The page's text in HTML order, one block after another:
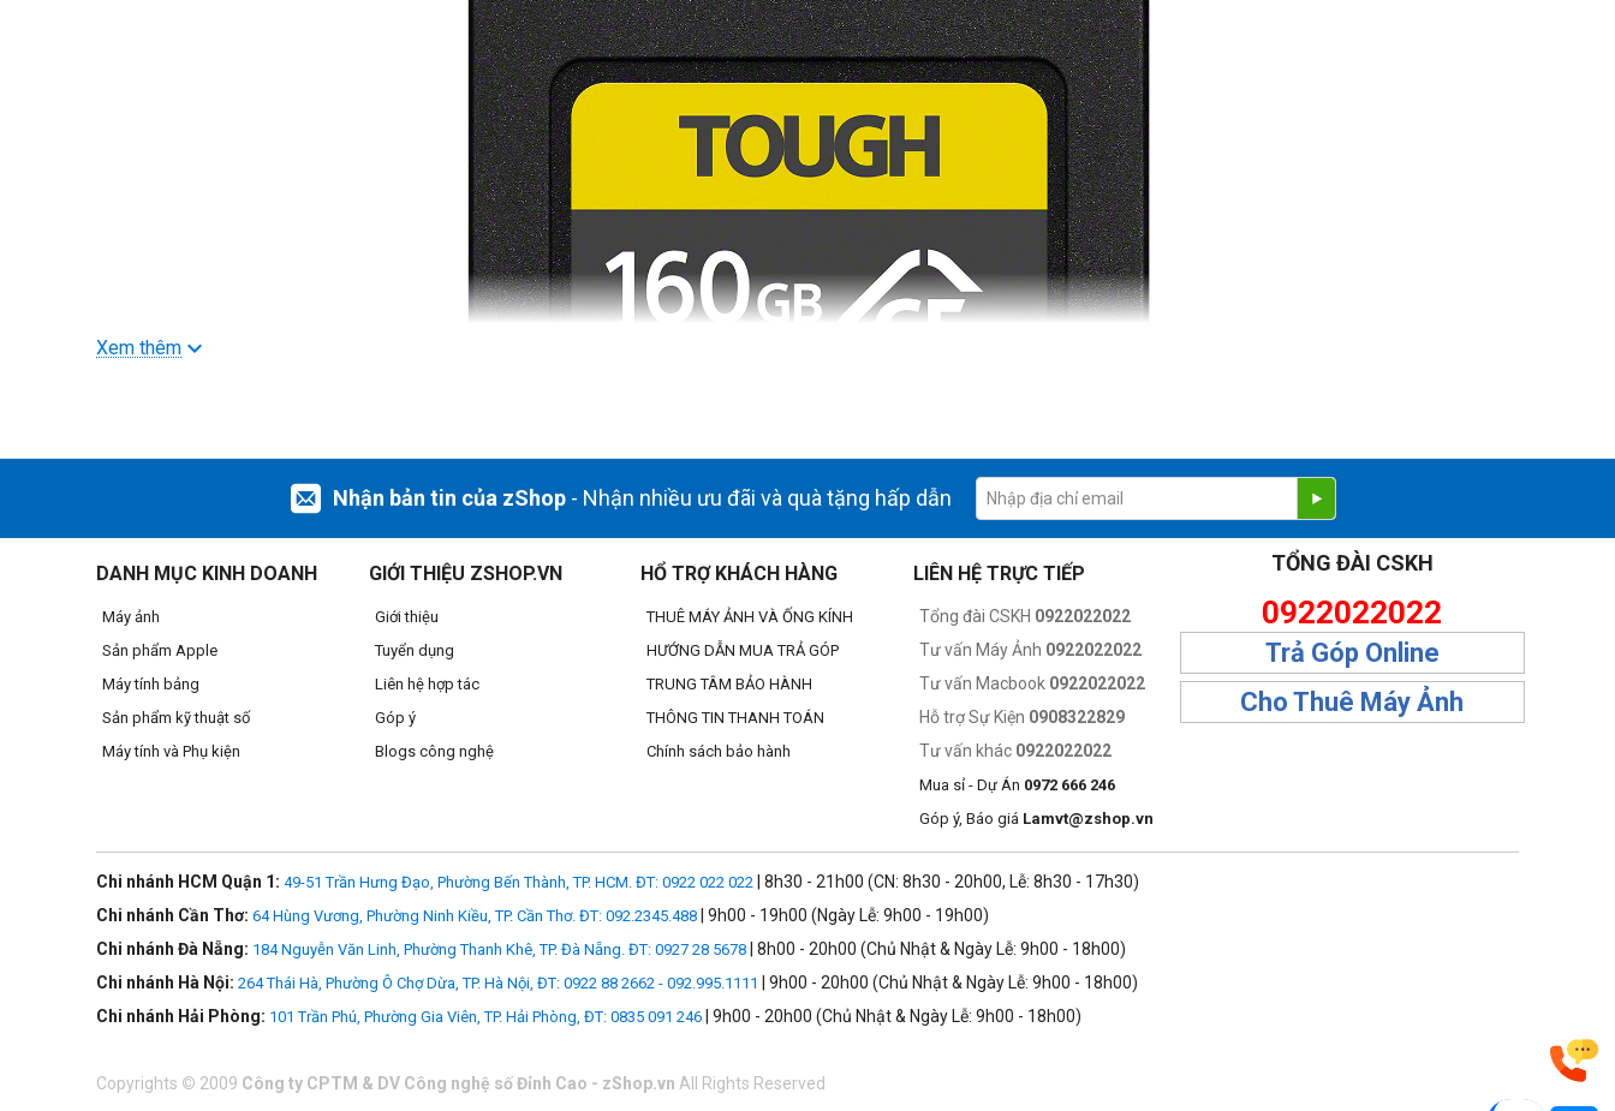
>>> Xem thêmThẻ nhớ khác
Xem thêm
Nhận bản tin của zShop - Nhận nhiều ưu đãi và quà tặng hấp dẫn
DANH MỤC KINH DOANH
Máy ảnh
Sản phẩm Apple
Máy tính bảng
Sản phẩm kỹ thuật số
Máy tính và Phụ kiện
GIỚI THIỆU ZSHOP.VN
Giới thiệu
Tuyển dụng
Liên hệ hợp tác
Góp ý
Blogs công nghệ
HỔ TRỢ KHÁCH HÀNG
THUÊ MÁY ẢNH VÀ ỐNG KÍNH
HƯỚNG DẪN MUA TRẢ GÓP
TRUNG TÂM BẢO HÀNH
THÔNG TIN THANH TOÁN
Chính sách bảo hành
LIÊN HỆ TRỰC TIẾP
Tổng đài CSKH 0922022022
Tư vấn Máy Ảnh 0922022022
Tư vấn Macbook 0922022022
Hỗ trợ Sự Kiện 0908322829
Tư vấn khác 0922022022
Mua sỉ - Dự Án 0972 666 246
Góp ý, Báo giá Lamvt@zshop.vn
TỔNG ĐÀI CSKH
0922022022
Trả Góp Online
Cho Thuê Máy Ảnh
Chi nhánh HCM Quận 1: 49-51 Trần Hưng Đạo, Phường Bến Thành, TP. HCM. ĐT: 0922 022 022 | 8h30 - 21h00 (CN: 8h30 - 20h00, Lễ: 8h30 - 17h30)
Chi nhánh Cần Thơ: 64 Hùng Vương, Phường Ninh Kiều, TP. Cần Thơ. ĐT: 092.2345.488 | 9h00 - 19h00 (Ngày Lễ: 9h00 - 19h00)
Chi nhánh Đà Nẵng: 184 Nguyễn Văn Linh, Phường Thanh Khê, TP. Đà Nẵng. ĐT: 0927 28 5678 | 8h00 - 20h00 (Chủ Nhật & Ngày Lễ: 9h00 - 18h00)
Chi nhánh Hà Nội: 264 Thái Hà, Phường Ô Chợ Dừa, TP. Hà Nội, ĐT: 0922 88 2662 - 092.995.1111
| 9h00 - 20h00 (Chủ Nhật & Ngày Lễ: 9h00 - 18h00)
Chi nhánh Hải Phòng: 101 Trần Phú, Phường Gia Viên, TP. Hải Phòng, ĐT: 0835 091 246 | 9h00 - 20h00 (Chủ Nhật & Ngày Lễ: 9h00 - 18h00)
Copyrights © 2009 Công ty CPTM & DV Công nghệ số Đỉnh Cao - zShop.vn All Rights Reserved